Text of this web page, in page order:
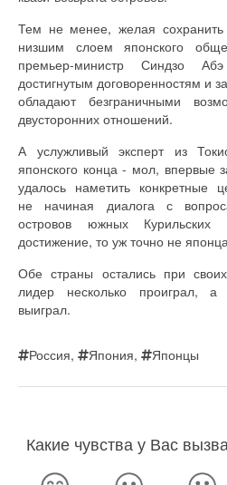
Тем не менее, желая
низшим слоем японского
премьер-министр Синдзо
достигнутым договоренностям и
обладают безграничными
двусторонних отношений.
А услужливый эксперт из
японского конца - мол, впервые
удалось наметить конкретные
не начиная диалога с
островов южных
достижение, то уж точно не
Обе страны остались при
лидер несколько проиграл, а
выиграл.
Россия, Япония, Японцы
Какие чувства у Вас